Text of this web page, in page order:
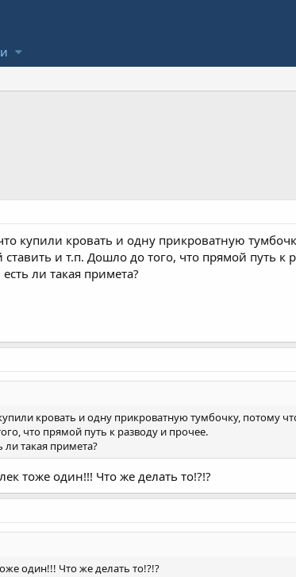
купили кровать и одну прикроватную
и т.п. Дошло до того, что прямой путь к
ли такая примета?
кровать и одну прикроватную тумбочку, потому
что прямой путь к разводу и прочее.
ли такая примета?
тоже один!!! Что же делать то!?!?
один!!! Что же делать то!?!?